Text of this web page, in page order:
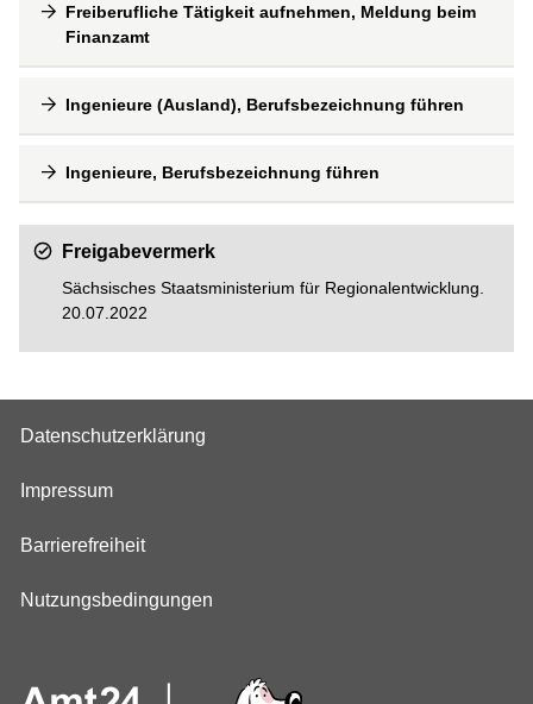
Freiberufliche Tätigkeit aufnehmen, Meldung beim
Finanzamt
Ingenieure (Ausland), Berufsbezeichnung führen
Ingenieure, Berufsbezeichnung führen
Freigabevermerk
Sächsisches Staatsministerium für Regionalentwicklung.
20.07.2022
Datenschutzerklärung
Impressum
Barrierefreiheit
Nutzungsbedingungen